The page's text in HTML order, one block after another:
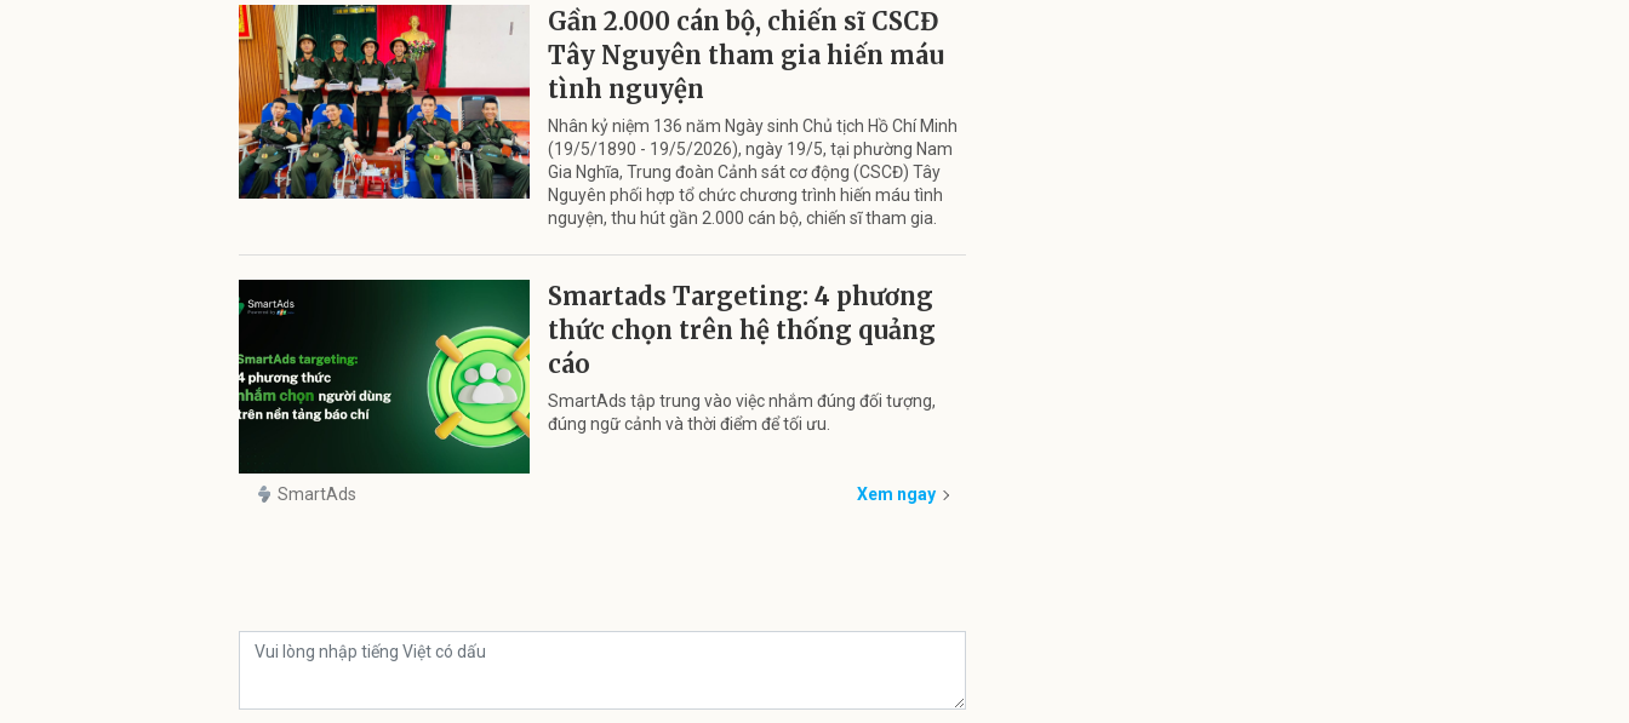
Gần 2.000 cán bộ, chiến sĩ CSCĐ
Tây Nguyên tham gia hiến máu
tình nguyện
Nhân kỷ niệm 136 năm Ngày sinh Chủ tịch Hồ Chí Minh
(19/5/1890 - 19/5/2026), ngày 19/5, tại phường Nam
Gia Nghĩa, Trung đoàn Cảnh sát cơ động (CSCĐ) Tây
Nguyên phối hợp tổ chức chương trình hiến máu tình
nguyện, thu hút gần 2.000 cán bộ, chiến sĩ tham gia.
Smartads Targeting: 4 phương
thức chọn trên hệ thống quảng
cáo
SmartAds tập trung vào việc nhắm đúng đối tượng,
đúng ngữ cảnh và thời điểm để tối ưu.
SmartAds Xem ngay